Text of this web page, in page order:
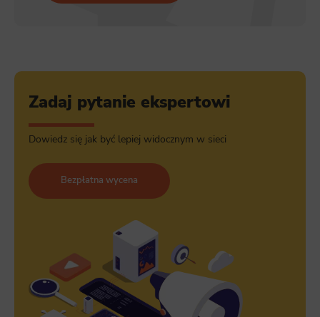
Zadaj pytanie ekspertowi
Dowiedz się jak być lepiej widocznym w sieci
Bezpłatna wycena